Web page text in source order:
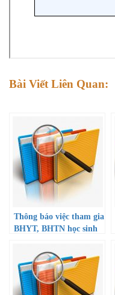
Bài Viết Liên Quan:
Thông báo việc tham gia
BHYT, BHTN học sinh